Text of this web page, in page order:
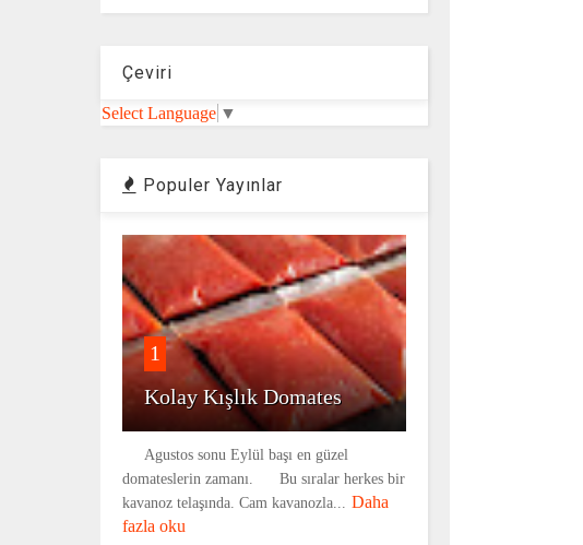
Çeviri
Select Language ▼
Populer Yayınlar
1
Kolay Kışlık Domates
Agustos sonu Eylül başı en güzel
domateslerin zamanı. Bu sıralar herkes bir
kavanoz telaşında. Cam kavanozla... Daha
fazla oku